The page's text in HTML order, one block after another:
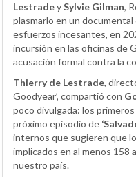
LestradeySylvie Gilman,
plasmarlo en un
esfuerzos incesantes, en
incursión en las oficinas de
acusación formal contra la
Thierry de Lestrade,
Goodyear’, compartió con
poco divulgada: los
próximo episodio de
internos que sugieren que
implicados en al menos
nuestro país.